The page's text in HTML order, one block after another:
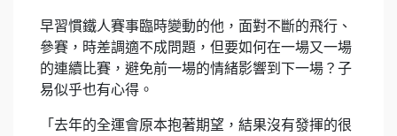
早習慣鐵人賽事臨時變動的他，面對不斷的飛行、
參賽，時差調適不成問題，但要如何在一場又一場
的連續比賽，避免前一場的情緒影響到下一場？子
易似乎也有心得。
「去年的全運會原本抱著期望，結果沒有發揮的很